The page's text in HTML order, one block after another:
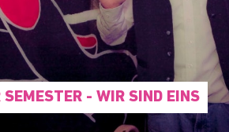
SEMESTER - WIR SIND EINS